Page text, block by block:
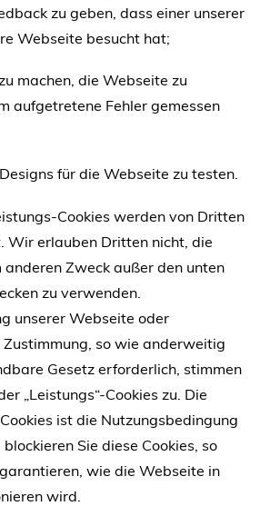
zu geben, dass einer unserer
Webseite besucht hat;
machen, die Webseite zu
aufgetretene Fehler gemessen
für die Webseite zu testen.
Cookies werden von Dritten
Wir erlauben Dritten nicht, die
anderen Zweck außer den unten
zu verwenden.
unserer Webseite oder
Zustimmung, so wie anderweitig
Gesetz erforderlich, stimmen
„Leistungs“-Cookies zu. Die
ist die Nutzungsbedingung
Sie diese Cookies, so
wie die Webseite in
wird.